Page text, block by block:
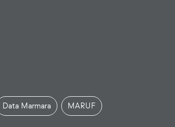
Data Marmara MARUF